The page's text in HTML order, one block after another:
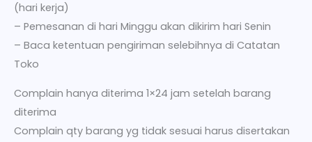
(hari kerja)
– Pemesanan di hari Minggu akan dikirim hari Senin
– Baca ketentuan pengiriman selebihnya di Catatan
Toko
Complain hanya diterima 1×24 jam setelah barang
diterima
Complain qty barang yg tidak sesuai harus disertakan